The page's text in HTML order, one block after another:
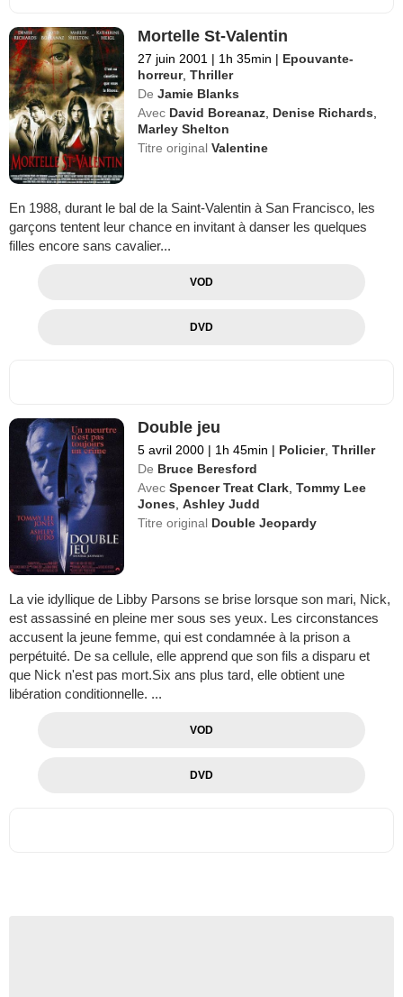
Mortelle St-Valentin
27 juin 2001 | 1h 35min | Epouvante-
horreur,Thriller
De Jamie Blanks
Avec David Boreanaz Denise Richards
Marley Shelton
Titre originalValentine
En 1988, durant le bal de la Saint-Valentin à San Francisco, les
garçons tentent leur chance en invitant à danser les quelques
filles encore sans cavalier...
VOD
DVD
Double jeu
5 avril 2000 | 1h 45min | Policier,Thriller
De Bruce Beresford
Avec Spencer Treat Clark ,Tommy Lee
Jones ,Ashley Judd
Titre original Double Jeopardy
La vie idyllique de Libby Parsons se brise lorsque son mari, Nick,
est assassiné en pleine mer sous ses yeux. Les circonstances
accusent la jeune femme, qui est condamnée à la prison a
perpétuité. De sa cellule, elle apprend que son fils a disparu et
que Nick n'est pas mort.Six ans plus tard, elle obtient une
libération conditionnelle. ...
VOD
DVD